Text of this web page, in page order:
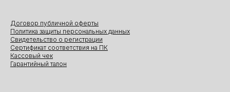
Договор публичной оферты
Политика защиты персональных данных
Свидетельство о регистрации
Сертификат соответствия на ПК
Кассовый чек
Гарантийный талон